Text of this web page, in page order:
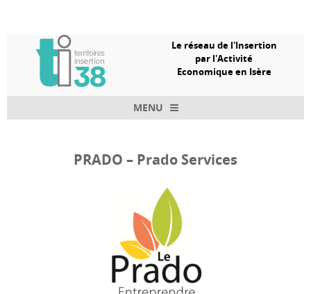
Le réseau de l'Insertion
par l'Activité
Economique en Isère
MENU
PRADO – Prado Services